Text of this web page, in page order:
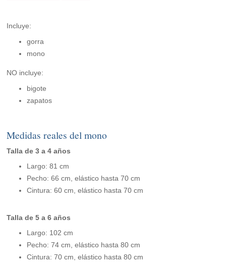
Incluye:
gorra
mono
NO incluye:
bigote
zapatos
Medidas reales del mono
Talla de 3 a 4 años
Largo: 81 cm
Pecho: 66 cm, elástico hasta 70 cm
Cintura: 60 cm, elástico hasta 70 cm
Talla de 5 a 6 años
Largo: 102 cm
Pecho: 74 cm, elástico hasta 80 cm
Cintura: 70 cm, elástico hasta 80 cm